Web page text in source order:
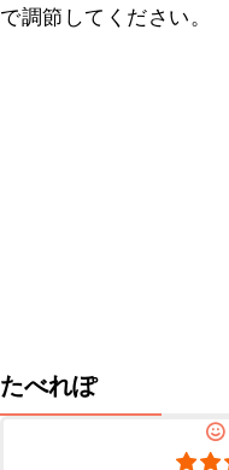
で調節してください。
たべれぽ